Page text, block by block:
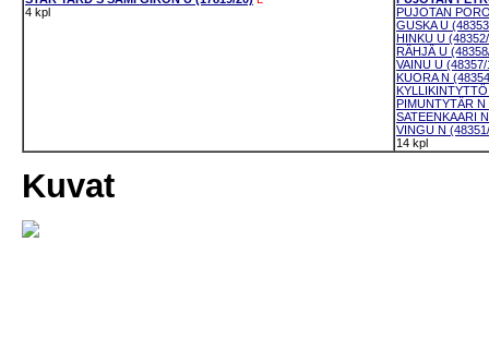
4 kpl
PUJOTAN
GUSKA U
HINKU U
RÄHJÄ U
VAINU U
KUORA N
PIMUNTYTÄR N
SATEENKAARI
VINGU N
14 kpl
Kuvat